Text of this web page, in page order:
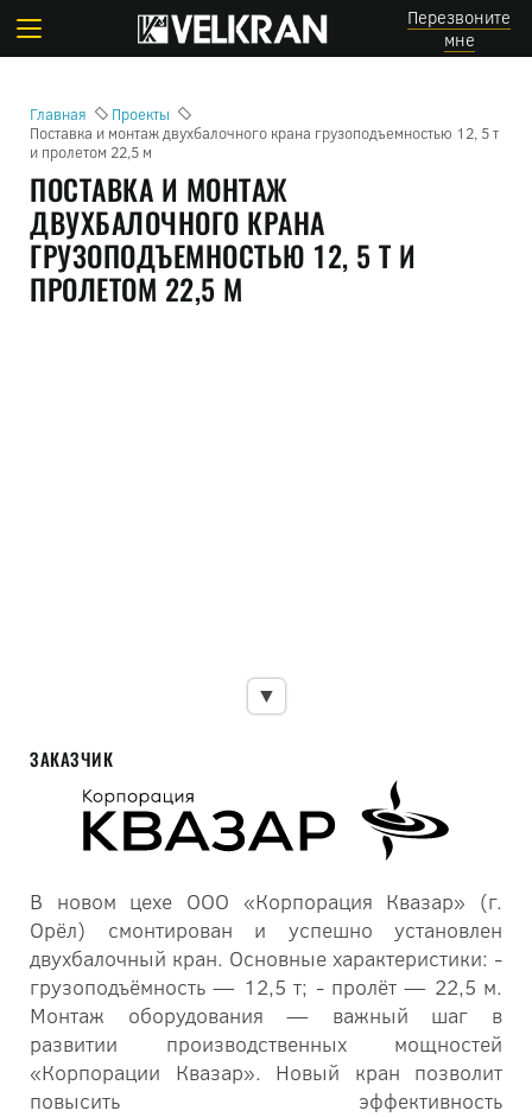
Перезвоните
мне
Главная
Проекты
Поставка и монтаж двухбалочного крана грузоподъемностью 12, 5 т
и пролетом 22,5 м
ПОСТАВКА И МОНТАЖ
ДВУХБАЛОЧНОГО КРАНА
ГРУЗОПОДЪЕМНОСТЬЮ 12, 5 Т И
ПРОЛЕТОМ 22,5 М
▼
ЗАКАЗЧИК
В новом цехе ООО «Корпорация Квазар» (г.
Орёл) смонтирован и успешно установлен
двухбалочный кран. Основные характеристики: -
грузоподъёмность — 12,5 т; - пролёт — 22,5 м.
Монтаж оборудования — важный шаг в
развитии производственных мощностей
«Корпорации Квазар». Новый кран позволит
повысить эффективность